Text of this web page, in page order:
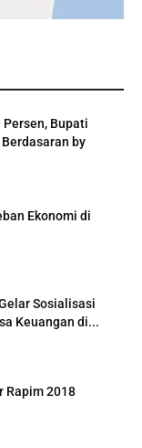
Bupati
by
Ekonomi di
Sosialisasi
Keuangan di...
Rapim 2018